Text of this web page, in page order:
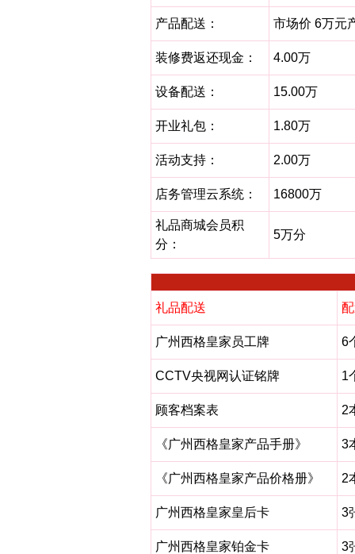
产品配送： 市场价 6万元
装修费返还现金： 4.00万
设备配送： 15.00万
开业礼包： 1.80万
活动支持： 2.00万
店务管理云系统： 16800万
礼品商城会员积
分：
5万分
礼品配送
广州西格皇家员工牌 6
CCTV央视网认证铭牌 1
顾客档案表 2
《广州西格皇家产品手册》 3
《广州西格皇家产品价格册》 2
广州西格皇家皇后卡 3
广州西格皇家铂金卡 3